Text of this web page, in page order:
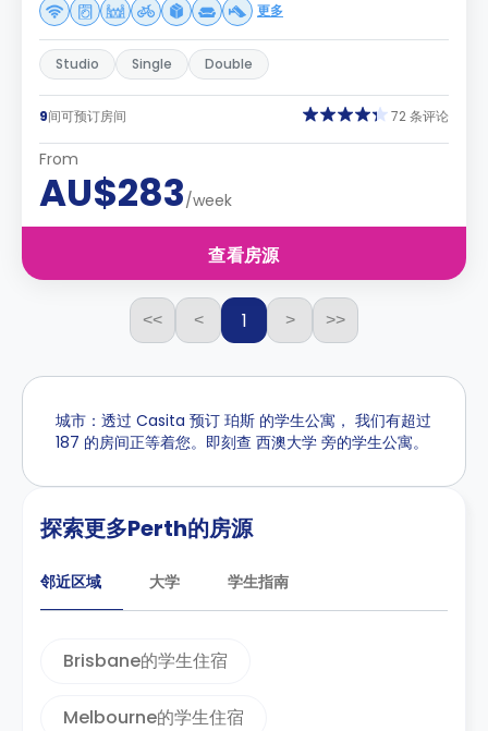
更多
Studio Single Double
9间可预订房间 72 条评论
From
AU$283/week
查看房源
<< < 1 > >>
城市：透过 Casita 预订 珀斯 的学生公寓， 我们有超过
187 的房间正等着您。即刻查 西澳大学 旁的学生公寓。
探索更多Perth的房源
邻近区域 大学 学生指南
Brisbane的学生住宿
Melbourne的学生住宿